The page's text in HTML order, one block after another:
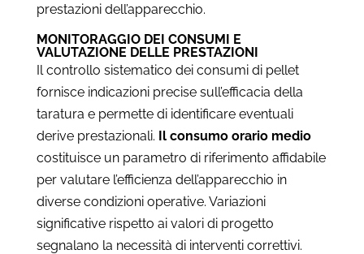
prestazioni dell’apparecchio.
MONITORAGGIO DEI CONSUMI E
VALUTAZIONE DELLE PRESTAZIONI
Il controllo sistematico dei consumi di pellet
fornisce indicazioni precise sull’efficacia della
taratura e permette di identificare eventuali
derive prestazionali. Il consumo orario medio
costituisce un parametro di riferimento affidabile
per valutare l’efficienza dell’apparecchio in
diverse condizioni operative. Variazioni
significative rispetto ai valori di progetto
segnalano la necessità di interventi correttivi.